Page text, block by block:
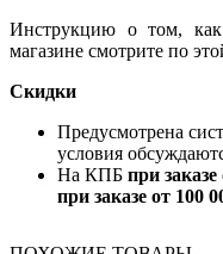
Инструкцию о том, как
магазине смотрите по
Скидки
Предусмотрена
условия
На КПБ при
при заказе от 100